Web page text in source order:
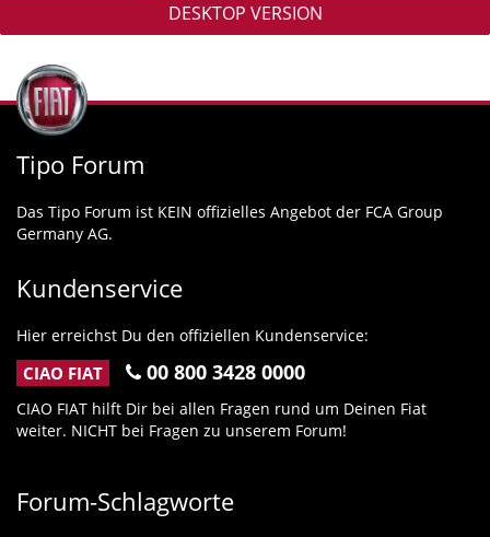
DESKTOP VERSION
Tipo Forum
Das Tipo Forum ist KEIN offizielles Angebot der FCA Group
Germany AG.
Kundenservice
Hier erreichst Du den offiziellen Kundenservice:
CIAO FIAT 00 800 3428 0000
CIAO FIAT hilft Dir bei allen Fragen rund um Deinen Fiat
weiter. NICHT bei Fragen zu unserem Forum!
Forum-Schlagworte